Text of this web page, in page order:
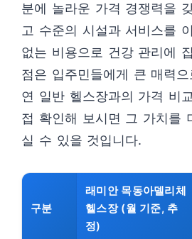
분에 놀라운 가격 경쟁력을
고 수준의 시설과 서비스를
없는 비용으로 건강 관리에
점은 입주민들에게 큰 매력
연 일반 헬스장과의 가격 비
접 확인해 보시면 그 가치를
실 수 있을 것입니다.
구분
래미안 목동아델리체
헬스장 (월 기준, 추
정)